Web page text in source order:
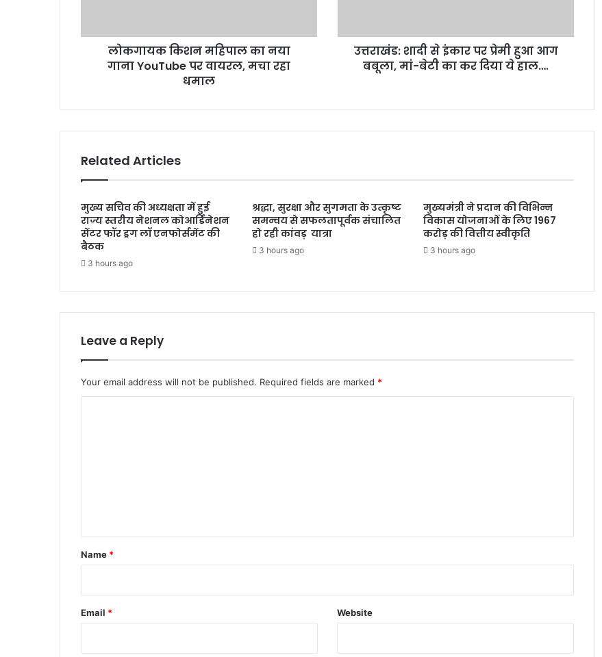
वायरल,
लोकगायक किशन महिपाल का नया
गाना YouTube पर वायरल, मचा रहा
धमाल
बबूला,
दिया
उत्तराखंड: शादी से इंकार पर प्रेमी हुआ आग
बबूला, मां-बेटी का कर दिया ये हाल….
Related Articles
मुख्य सचिव की अध्यक्षता में हुई
राज्य स्तरीय नेशनल कोआर्डिनेशन
सेंटर फॉर ड्रग लॉ एनफोर्समेंट की
बैठक
3 hours ago
श्रद्धा, सुरक्षा और सुगमता के उत्कृष्ट
समन्वय से सफलतापूर्वक संचालित
हो रही कांवड़ यात्रा
3 hours ago
मुख्यमंत्री ने प्रदान की विभिन्न
विकास योजनाओं के लिए 1967
करोड़ की वित्तीय स्वीकृति
3 hours ago
Leave a Reply
Your email address will not be published. Required fields are marked *
*
Name *
Email * Website